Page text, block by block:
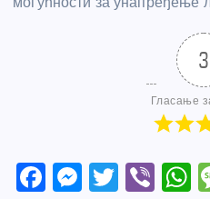
3
Гласање
F
M T
Vi